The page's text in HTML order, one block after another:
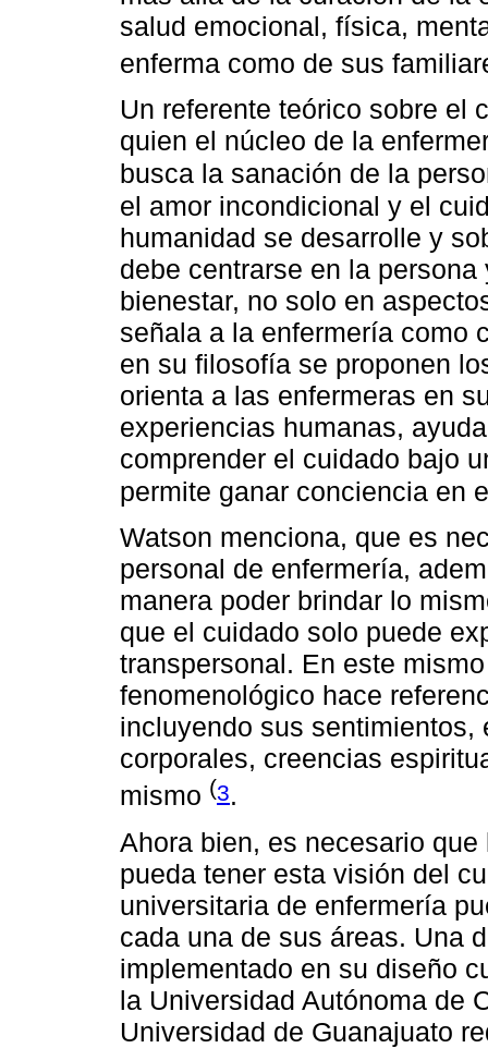
salud emocional, física,
enferma como de sus
Un referente teórico sobre el
quien el núcleo de la
busca la sanación de la
el amor incondicional y el
humanidad se desarrolle y
debe centrarse en la
bienestar, no solo en
señala a la enfermería como
en su filosofía se proponen
orienta a las enfermeras en
experiencias humanas,
comprender el cuidado bajo
permite ganar conciencia en
Watson menciona, que es
personal de enfermería,
manera poder brindar lo
que el cuidado solo puede
transpersonal. En este
fenomenológico hace
incluyendo sus
corporales, creencias
mismo (3.
Ahora bien, es necesario
pueda tener esta visión del
universitaria de enfermería
cada una de sus áreas. Una
implementado en su diseño
la Universidad Autónoma de
Universidad de Guanajuato